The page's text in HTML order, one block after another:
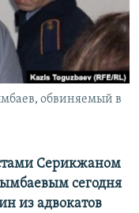
обвиняемый в
Серикжаном
сегодня
из адвокатов